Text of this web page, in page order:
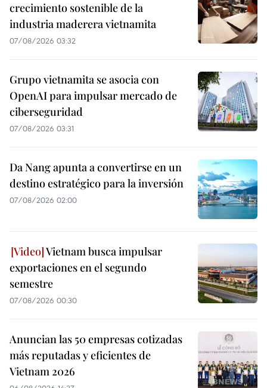
crecimiento sostenible de la
industria maderera vietnamita
07/08/2026 03:32
Grupo vietnamita se asocia con
OpenAI para impulsar mercado de
ciberseguridad
07/08/2026 03:31
Da Nang apunta a convertirse en un
destino estratégico para la inversión
07/08/2026 02:00
Vietnam busca impulsar
exportaciones en el segundo
semestre
07/08/2026 00:30
Anuncian las 50 empresas cotizadas
más reputadas y eficientes de
Vietnam 2026